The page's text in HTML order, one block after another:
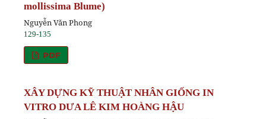
mollissima Blume)
Nguyễn Văn Phong
129-135
PDF
XÂY DỰNG KỸ THUẬT NHÂN GIỐNG IN
VITRO DƯA LÊ KIM HOÀNG HẬU